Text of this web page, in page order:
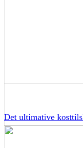
Det ultimative